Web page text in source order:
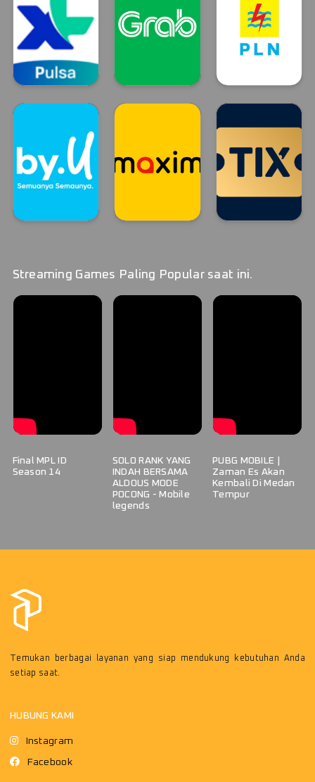
XL GRAB PLN
Streaming Games Paling Popular saat ini.
Final MPL ID
Season 14
SOLO RANK YANG
INDAH BERSAMA
ALDOUS MODE
POCONG - Mobile
legends
PUBG MOBILE |
Zaman Es Akan
Kembali Di Medan
Tempur
Temukan berbagai layanan yang siap mendukung kebutuhan Anda
setiap saat.
HUBUNG KAMI
Instagram
Facebook